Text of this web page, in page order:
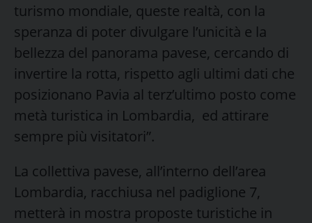
turismo mondiale, queste realtà, con la
speranza di poter divulgare l’unicità e la
bellezza del panorama pavese, cercando di
invertire la rotta, rispetto agli ultimi dati che
posizionano Pavia al terz’ultimo posto come
metà turistica in Lombardia, ed attirare
sempre più visitatori”.
La collettiva pavese, all’interno dell’area
Lombardia, racchiusa nel padiglione 7,
metterà in mostra proposte turistiche in